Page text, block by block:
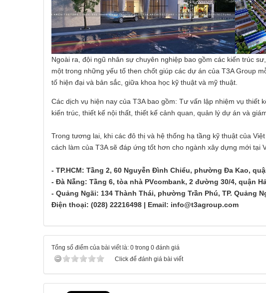
Ngoài ra, đội ngũ nhân sự chuyên nghiệp bao gồm các kiến trúc
một trong những yếu tố then chốt giúp các dự án của T3A Group
tố hiện đại và bản sắc, giữa khoa học kỹ thuật và mỹ thuật.
Các dịch vụ hiện nay của T3A bao gồm: Tư vấn lập nhiệm vụ thiết
kiến trúc, thiết kế nội thất, thiết kế cảnh quan, quản lý dự án và
Trong tương lai, khi các đô thị và hệ thống hạ tầng kỹ thuật của
cách làm của T3A sẽ đáp ứng tốt hơn cho ngành xây dựng mới tại
- TP.HCM: Tầng 2, 60 Nguyễn Đình Chiểu, phường Đa Kao,
- Đà Nẵng: Tầng 6, tòa nhà PVcombank, 2 đường 30/4, quận
- Quảng Ngãi: 134 Thành Thái, phường Trần Phú, TP. Quảng
Điện thoại: (028) 22216498 | Email: info@t3agroup.com
Tổng số điểm của bài viết là: 0 trong 0 đánh giá
Click để đánh giá bài viết